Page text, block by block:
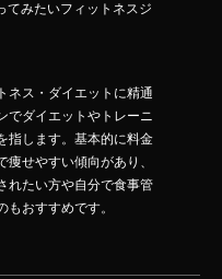
てみたいフィットネスジ
ネス・ダイエットに精通
でダイエットやトレーニ
指します。基本的に料金
せやすい傾向があり、
れたい方や自分で食事管
おすすめです。